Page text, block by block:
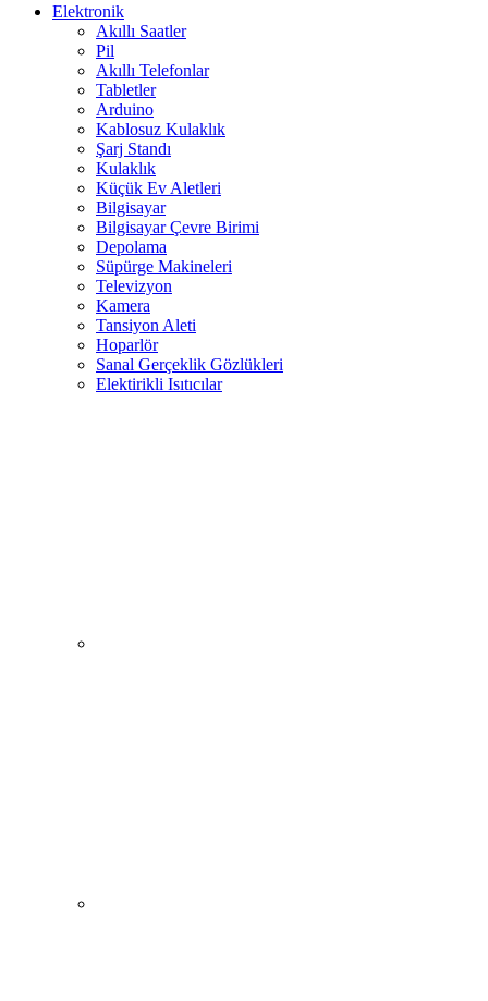
Elektronik
Akıllı Saatler
Pil
Akıllı Telefonlar
Tabletler
Arduino
Kablosuz Kulaklık
Şarj Standı
Kulaklık
Küçük Ev Aletleri
Bilgisayar
Bilgisayar Çevre Birimi
Depolama
Süpürge Makineleri
Televizyon
Kamera
Tansiyon Aleti
Hoparlör
Sanal Gerçeklik Gözlükleri
Elektirikli Isıtıcılar